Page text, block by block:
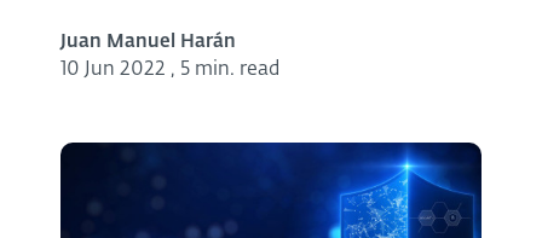
Juan Manuel Harán
10 Jun 2022 , 5 min. read